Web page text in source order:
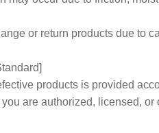
or return products due to
products is provided
you are authorized, licensed,